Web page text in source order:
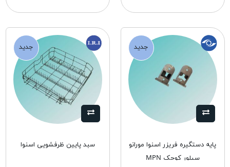
جدید
پايه دستگيره فريزر اسنوا مورانو
سيلور كوچک MPN
جدید
سبد پايين ظرفشويی اسنوا